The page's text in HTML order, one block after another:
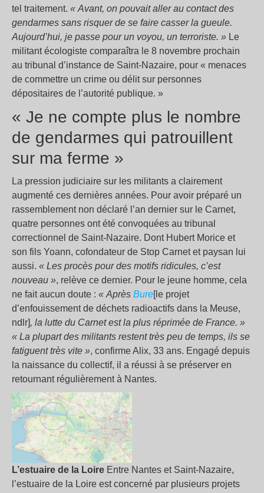
tel traitement. « Avant, on pouvait aller au contact des
gendarmes sans risquer de se faire casser la gueule.
Aujourd’hui, je passe pour un voyou, un terroriste. » Le
militant écologiste comparaîtra le 8 novembre prochain
au tribunal d’instance de Saint-Nazaire, pour « menaces
de commettre un crime ou délit sur personnes
dépositaires de l’autorité publique. »
« Je ne compte plus le nombre
de gendarmes qui patrouillent
sur ma ferme »
La pression judiciaire sur les militants a clairement
augmenté ces dernières années. Pour avoir préparé un
rassemblement non déclaré l’an dernier sur le Carnet,
quatre personnes ont été convoquées au tribunal
correctionnel de Saint-Nazaire. Dont Hubert Morice et
son fils Yoann, cofondateur de Stop Carnet et paysan lui
aussi. « Les procès pour des motifs ridicules, c’est
nouveau », relève ce dernier. Pour le jeune homme, cela
ne fait aucun doute : « Après Bure[le projet
d’enfouissement de déchets radioactifs dans la Meuse,
ndlr], la lutte du Carnet est la plus réprimée de France. »
« La plupart des militants restent très peu de temps, ils se
fatiguent très vite », confirme Alix, 33 ans. Engagé depuis
la naissance du collectif, il a réussi à se préserver en
retournant régulièrement à Nantes.
L’estuaire de la Loire Entre Nantes et Saint-Nazaire,
l’estuaire de la Loire est concerné par plusieurs projets